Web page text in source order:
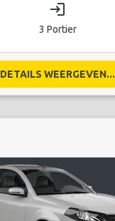
login
3 Portier
DETAILS WEERGEVEN...